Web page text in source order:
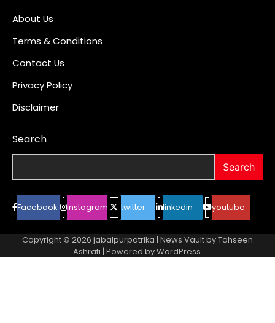
About Us
Terms & Conditions
Contact Us
Privacy Policy
Disclaimer
Search
Search
Facebook instagram twitter linkedin youtube
Copyright © 2026 jabalpurpatrika | News Vault byTahseen
Ashrafi | Powered byWordPress.